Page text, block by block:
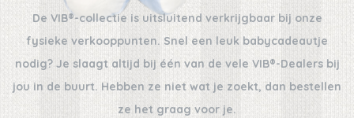
De VIB®-collectie is uitsluitend verkrijgbaar bij onze
fysieke verkooppunten. Snel een leuk babycadeautje
nodig? Je slaagt altijd bij één van de vele VIB®-Dealers bij
jou in de buurt. Hebben ze niet wat je zoekt, dan bestellen
ze het graag voor je.